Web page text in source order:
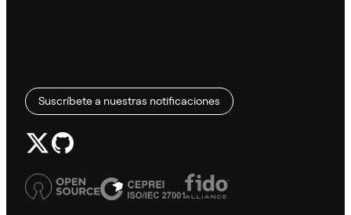
Suscríbete a nuestras notificaciones